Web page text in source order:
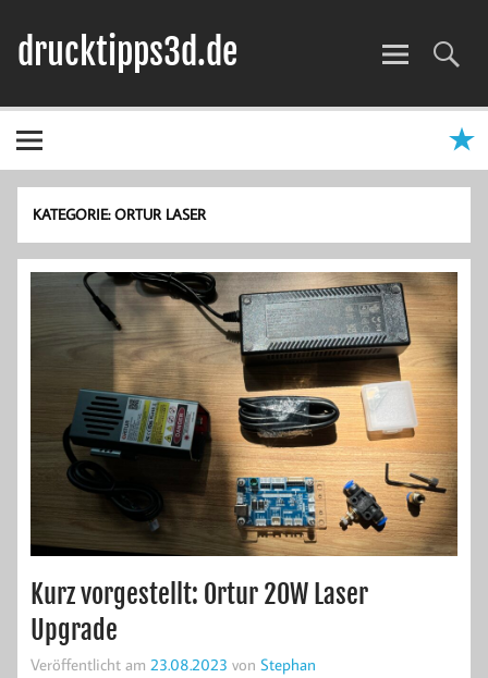
springen
drucktipps3d.de
KATEGORIE:ORTUR LASER
Kurz vorgestellt: Ortur 20W Laser
Upgrade
Veröffentlicht am 23.08.2023 von Stephan